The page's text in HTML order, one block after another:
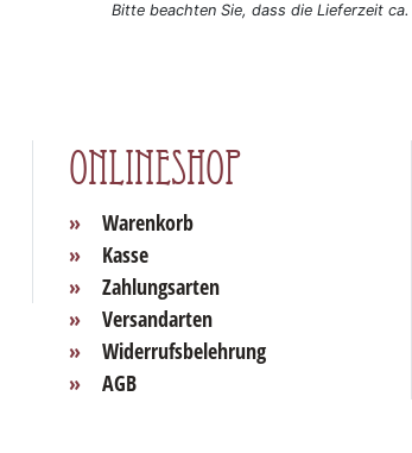
Bitte beachten Sie, dass die Lieferzeit ca.
Onlineshop
Warenkorb
Kasse
Zahlungsarten
Versandarten
Widerrufsbelehrung
AGB